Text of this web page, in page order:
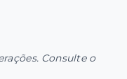
Consulte o